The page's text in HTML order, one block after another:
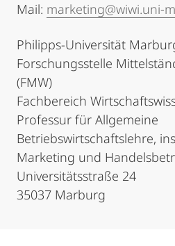
Mail: marketing@wiwi.uni-
Philipps-Universität
Forschungsstelle
(FMW)
Fachbereich
Professur für Allgemeine
Betriebswirtschaftslehre,
Marketing und
Universitätsstraße 24
35037 Marburg